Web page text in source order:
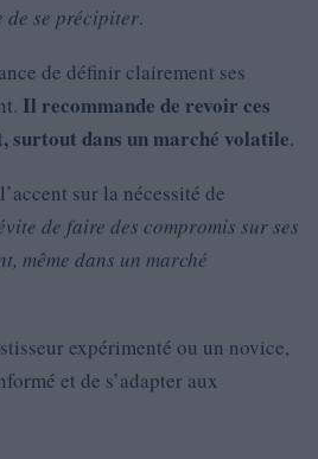
se précipiter.
de définir clairement ses
Il recommande de revoir ces
surtout dans un marché volatile.
sur la nécessité de
de faire des compromis sur ses
même dans un marché
expérimenté ou un novice,
et de s’adapter aux